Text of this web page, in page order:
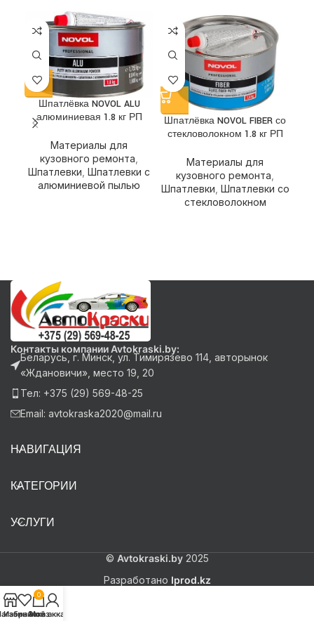
Шпатлёвка NOVOL ALU
алюминиевая 1.8 кг РП
Материалы для
кузовного ремонта
Шпатлевки Шпатлевки с
алюминиевой пылью
Шпатлёвка NOVOL FIBER со
стекловолокном 1.8 кг РП
Материалы для
кузовного ремонта
Шпатлевки Шпатлевки со
стекловолокном
Контакты компании Avtokraski.by:
Беларусь, г. Минск, ул. Тимирязево 114, авторынок
«Ждановичи», место 19, 20
Тел: +375 (29) 569-48-25
Email: avtokraska2020@mail.ru
НАВИГАЦИЯ
КАТЕГОРИИ
УСЛУГИ
© Avtokraski.by2025
Разработано Iprod.kz
Избранное
0
Заказ
Мой аккаунт